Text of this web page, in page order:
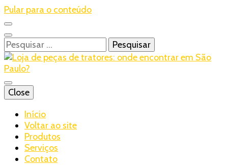
Pular para o conteúdo
Pesquisar
por:
Realtrac
Blog – Realtrac
Close
Início
Voltar ao site
Produtos
Serviços
Contato